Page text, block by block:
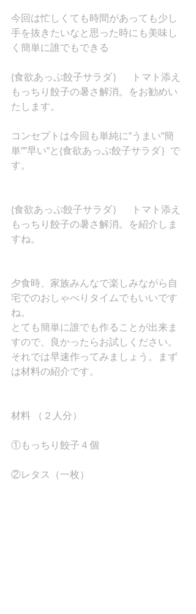
今回は忙しくても時間があっても少し
手を抜きたいなと思った時にも美味し
く簡単に誰でもできる
{食欲あっぷ餃子サラダ｝　トマト添え
もっちり餃子の暑さ解消。をお勧めい
たします。
コンセプトは今回も単純に”うまい”簡
単””早い”と{食欲あっぷ餃子サラダ｝で
す。
{食欲あっぷ餃子サラダ｝　トマト添え
もっちり餃子の暑さ解消。を紹介しま
すね。
夕食時、家族みんなで楽しみながら自
宅でのおしゃべりタイムでもいいです
ね。
とても簡単に誰でも作ることが出来ま
すので、良かったらお試しください。
それでは早速作ってみましょう。まず
は材料の紹介です。
材料 （２人分）
①もっちり餃子４個
②レタス（一枚）